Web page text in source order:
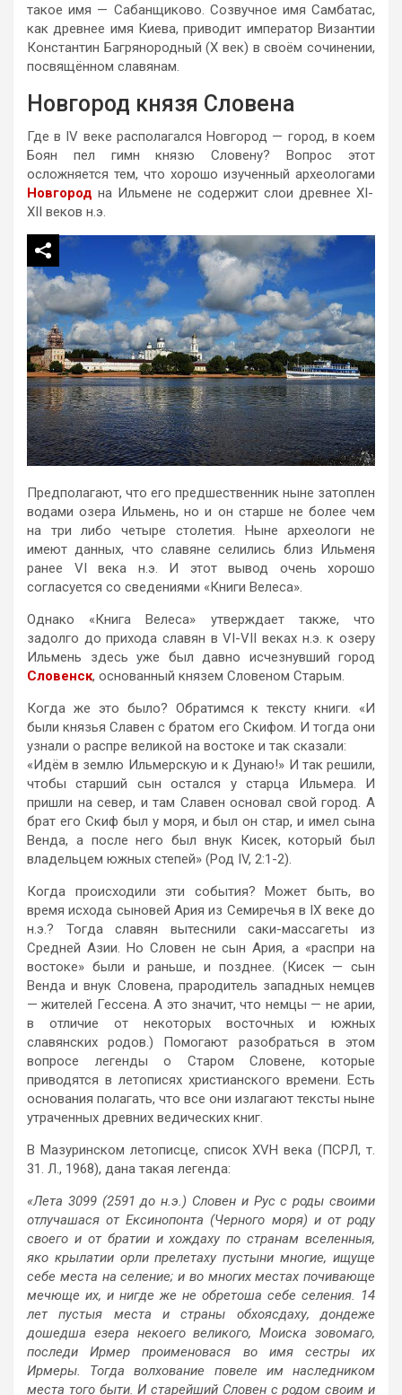
такое имя — Сабанщиково. Созвучное имя Самбатас,
как древнее имя Киева, приводит император Византии
Константин Багрянородный (X век) в своём сочинении,
посвящённом славянам.
Новгород князя Словена
Где в IV веке располагался Новгород — город, в коем
Боян пел гимн князю Словену? Вопрос этот
осложняется тем, что хорошо изученный археологами
Новгород на Ильмене не содержит слои древнее XI-
XII веков н.э.
Предполагают, что его предшественник ныне затоплен
водами озера Ильмень, но и он старше не более чем
на три либо четыре столетия. Ныне археологи не
имеют данных, что славяне селились близ Ильменя
ранее VI века н.э. И этот вывод очень хорошо
согласуется со сведениями «Книги Велеса».
Однако «Книга Велеса» утверждает также, что
задолго до прихода славян в VI-VII веках н.э. к озеру
Ильмень здесь уже был давно исчезнувший город
Словенск, основанный князем Словеном Старым.
Когда же это было? Обратимся к тексту книги. «И
были князья Славен с братом его Скифом. И тогда они
узнали о распре великой на востоке и так сказали:
«Идём в землю Ильмерскую и к Дунаю!» И так решили,
чтобы старший сын остался у старца Ильмера. И
пришли на север, и там Славен основал свой город. А
брат его Скиф был у моря, и был он стар, и имел сына
Венда, а после него был внук Кисек, который был
владельцем южных степей» (Род IV, 2:1-2).
Когда происходили эти события? Может быть, во
время исхода сыновей Ария из Семиречья в IX веке до
н.э.? Тогда славян вытеснили саки-массагеты из
Средней Азии. Но Словен не сын Ария, а «распри на
востоке» были и раньше, и позднее. (Кисек — сын
Венда и внук Словена, прародитель западных немцев
— жителей Гессена. А это значит, что немцы — не арии,
в отличие от некоторых восточных и южных
славянских родов.) Помогают разобраться в этом
вопросе легенды о Старом Словене, которые
приводятся в летописях христианского времени. Есть
основания полагать, что все они излагают тексты ныне
утраченных древних ведических книг.
В Мазуринском летописце, список XVH века (ПСРЛ, т.
31. Л., 1968), дана такая легенда:
«Лета 3099 (2591 до н.э.) Словен и Рус с роды своими
отлучашася от Ексинопонта (Черного моря) и от роду
своего и от братии и хождаху по странам вселенныя,
яко крылатии орли прелетаху пустыни многие, ищуще
себе места на селение; и во многих местах почивающе
мечюще их, и нигде же не обретоша себе селения. 14
лет пустыя места и страны обхоясдаху, дондеже
дошедша езера некоего великого, Моиска зовомаго,
последи Ирмер проименовася во имя сестры их
Ирмеры. Тогда волхование повеле им наследником
места того быти. И старейший Словен с родом своим и